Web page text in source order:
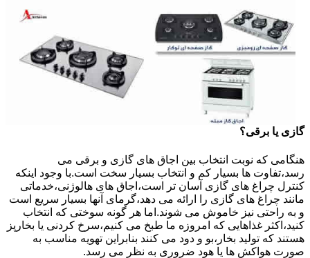
گازی یا برقی؟
هنگامی که نوبت انتخاب بین اجاق های گازی و برقی می
رسد،تفاوت ها بسیار کم و انتخاب بسیار سخت است.با وجود اینکه
کنترل چراغ های گازی آسان تر است،اجاق های هالوژنی،خدماتی
مانند چراغ های گازی را ارائه می دهد،گرمای آنها بسیار سریع است
و به راحتی نیز خاموش می شوند.اما هر گونه سوختی که انتخاب
کنید،اکثر غذاهایی که امروزه ما طبخ می کنیم،سرخ کردنی یا بخارپز
هستند که تولید بخار،بو و دود می کنند بنابراین تهویه مناسب به
صورت هواکش ها یا هود ضروری به نظر می رسد.